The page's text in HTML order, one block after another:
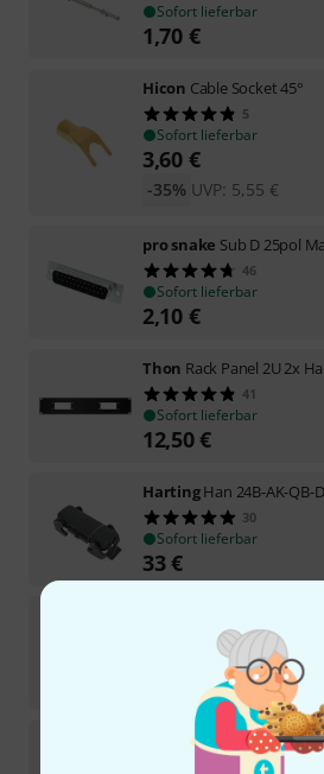
Sofort lieferbar
1,70 €
Hicon Cable Socket 45°
5
Sofort lieferbar
3,60 €
UVP: 5,55 €
-35%
pro snake Sub D 25pol
46
Sofort lieferbar
2,10 €
Thon Rack Panel 2U 2x
41
Sofort lieferbar
12,50€
HartingHan 24B-AK-QB-
30
Sofort lieferbar
33€
8
Sofort lieferbar
Harting Tool Prof.
28